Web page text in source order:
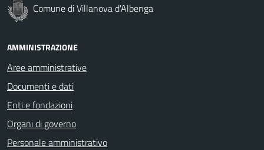
Comune di Villanova d'Albenga
AMMINISTRAZIONE
Aree amministrative
Documenti e dati
Enti e fondazioni
Organi di governo
Personale amministrativo